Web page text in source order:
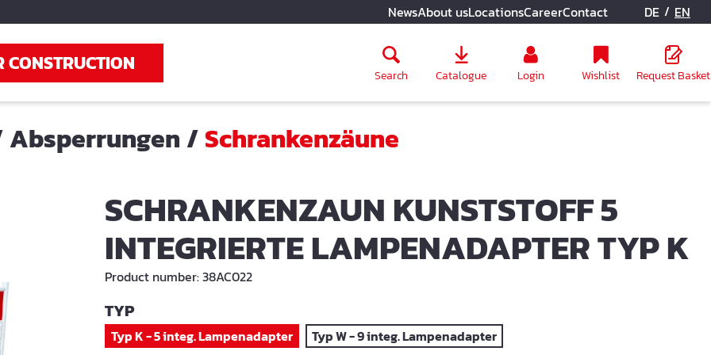
NewsAbout usLocationsCareerContact DE / EN
CONSTRUCTION Search Catalogue Login Wishlist Request Basket
Absperrungen /Schrankenzäune
SCHRANKENZAUN KUNSTSTOFF 5
INTEGRIERTE LAMPENADAPTER TYP K
Product number:38AC022
SELECT
TYP
Typ K - 5 integ. Lampenadapter Typ W - 9 integ. Lampenadapter